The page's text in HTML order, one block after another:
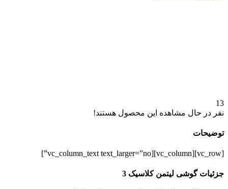
13
نفر در حال مشاهده این محصول هستند!
توضیحات
[vc_row][vc_column][vc_column_text text_larger=”no”]
جزئیات گوشی لیتمن کلاسیک 3